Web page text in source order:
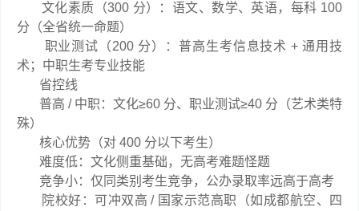
文化素质（300 分）：语文、数学、英语，每科 100
分（全省统一命题）
职业测试（200 分）：普高生考信息技术 + 通用技
术；中职生考专业技能
省控线
普高 / 中职：文化≥60 分、职业测试≥40 分（艺术类特
殊）
核心优势（对 400 分以下考生）
难度低：文化侧重基础，无高考难题怪题
竞争小：仅同类别考生竞争，公办录取率远高于高考
院校好：可冲双高 / 国家示范高职（如成都航空、四